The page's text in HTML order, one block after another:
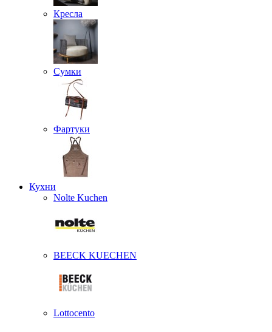
Кресла
Сумки
Фартуки
Кухни
Nolte Kuchen
BEECK KUECHEN
Lottocento